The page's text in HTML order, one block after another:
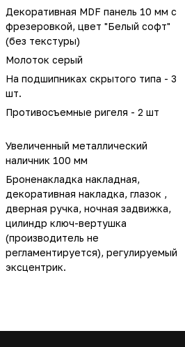
Декоративная MDF панель 10 мм с
фрезеровкой, цвет "Белый софт"
(без текстуры)
Молоток серый
На подшипниках скрытого типа - 3
шт.
Противосъемные ригеля - 2 шт
Увеличенный металлический
наличник 100 мм
Броненакладка накладная,
декоративная накладка, глазок ,
дверная ручка, ночная задвижка,
цилиндр ключ-вертушка
(производитель не
регламентируется), регулируемый
эксцентрик.